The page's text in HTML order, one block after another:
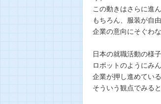
この動きはさらに進
もちろん、服装が自
企業の意向にそぐわ
日本の就職活動の様
ロボットのようにみ
企業が押し進めてい
そういう観点でみる